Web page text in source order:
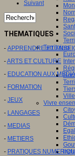
Territoires
Vivre
Suivant
THEMATIQUES
- APPRENDRE ET
-ARTS ET CULTURE
- EDUCATION AUX
- FORMATION
- JEUX
- LANGAGES
- MEDIAS
- METIERS
- PRATIQUES